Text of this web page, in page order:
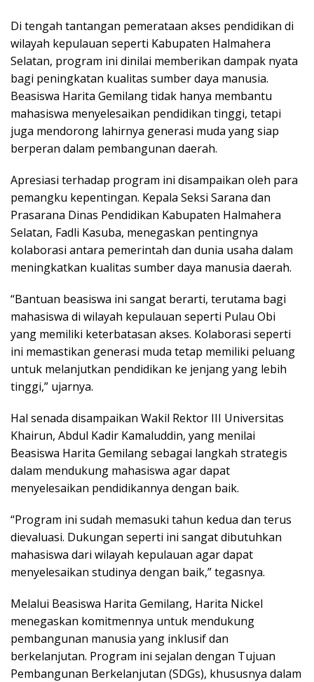
Di tengah tantangan pemerataan akses pendidikan di
wilayah kepulauan seperti Kabupaten Halmahera
Selatan, program ini dinilai memberikan dampak nyata
bagi peningkatan kualitas sumber daya manusia.
Beasiswa Harita Gemilang tidak hanya membantu
mahasiswa menyelesaikan pendidikan tinggi, tetapi
juga mendorong lahirnya generasi muda yang siap
berperan dalam pembangunan daerah.
Apresiasi terhadap program ini disampaikan oleh para
pemangku kepentingan. Kepala Seksi Sarana dan
Prasarana Dinas Pendidikan Kabupaten Halmahera
Selatan, Fadli Kasuba, menegaskan pentingnya
kolaborasi antara pemerintah dan dunia usaha dalam
meningkatkan kualitas sumber daya manusia daerah.
“Bantuan beasiswa ini sangat berarti, terutama bagi
mahasiswa di wilayah kepulauan seperti Pulau Obi
yang memiliki keterbatasan akses. Kolaborasi seperti
ini memastikan generasi muda tetap memiliki peluang
untuk melanjutkan pendidikan ke jenjang yang lebih
tinggi,” ujarnya.
Hal senada disampaikan Wakil Rektor III Universitas
Khairun, Abdul Kadir Kamaluddin, yang menilai
Beasiswa Harita Gemilang sebagai langkah strategis
dalam mendukung mahasiswa agar dapat
menyelesaikan pendidikannya dengan baik.
“Program ini sudah memasuki tahun kedua dan terus
dievaluasi. Dukungan seperti ini sangat dibutuhkan
mahasiswa dari wilayah kepulauan agar dapat
menyelesaikan studinya dengan baik,” tegasnya.
Melalui Beasiswa Harita Gemilang, Harita Nickel
menegaskan komitmennya untuk mendukung
pembangunan manusia yang inklusif dan
berkelanjutan. Program ini sejalan dengan Tujuan
Pembangunan Berkelanjutan (SDGs), khususnya dalam